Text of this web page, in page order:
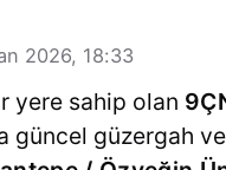
2026, 18:33
yere sahip olan
güncel güzergah